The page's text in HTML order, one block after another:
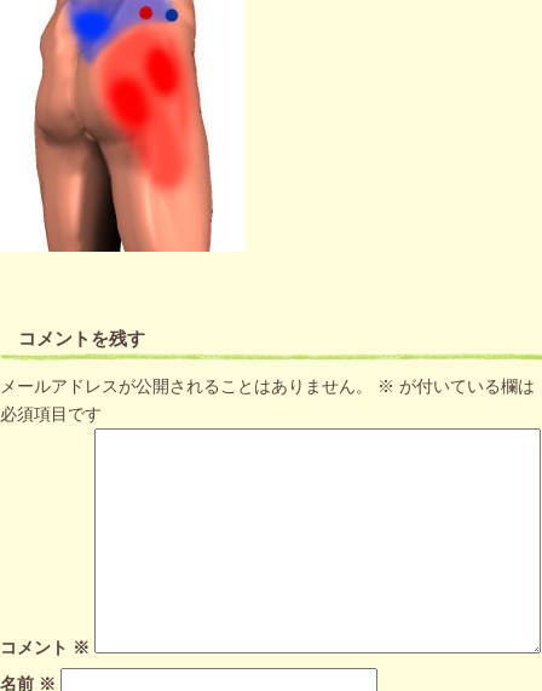
コメントを残す
メールアドレスが公開されることはありません。 ※ が付いている欄は
必須項目です
コメント ※
名前 ※